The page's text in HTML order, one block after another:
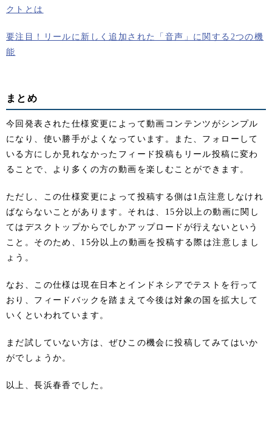
クトとは
要注目！リールに新しく追加された「音声」に関する2つの機
能
まとめ
今回発表された仕様変更によって動画コンテンツがシンプル
になり、使い勝手がよくなっています。また、フォローして
いる方にしか見れなかったフィード投稿もリール投稿に変わ
ることで、より多くの方の動画を楽しむことができます。
ただし、この仕様変更によって投稿する側は1点注意しなけれ
ばならないことがあります。それは、15分以上の動画に関し
てはデスクトップからでしかアップロードが行えないという
こと。そのため、15分以上の動画を投稿する際は注意しまし
ょう。
なお、この仕様は現在日本とインドネシアでテストを行って
おり、フィードバックを踏まえて今後は対象の国を拡大して
いくといわれています。
まだ試していない方は、ぜひこの機会に投稿してみてはいか
がでしょうか。
以上、長浜春香でした。